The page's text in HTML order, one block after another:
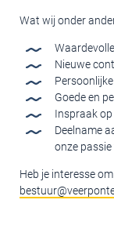
Wat wij onder
Nieuwe
Goede en
Inspraak
Deelname
onze passie
Heb je interesse